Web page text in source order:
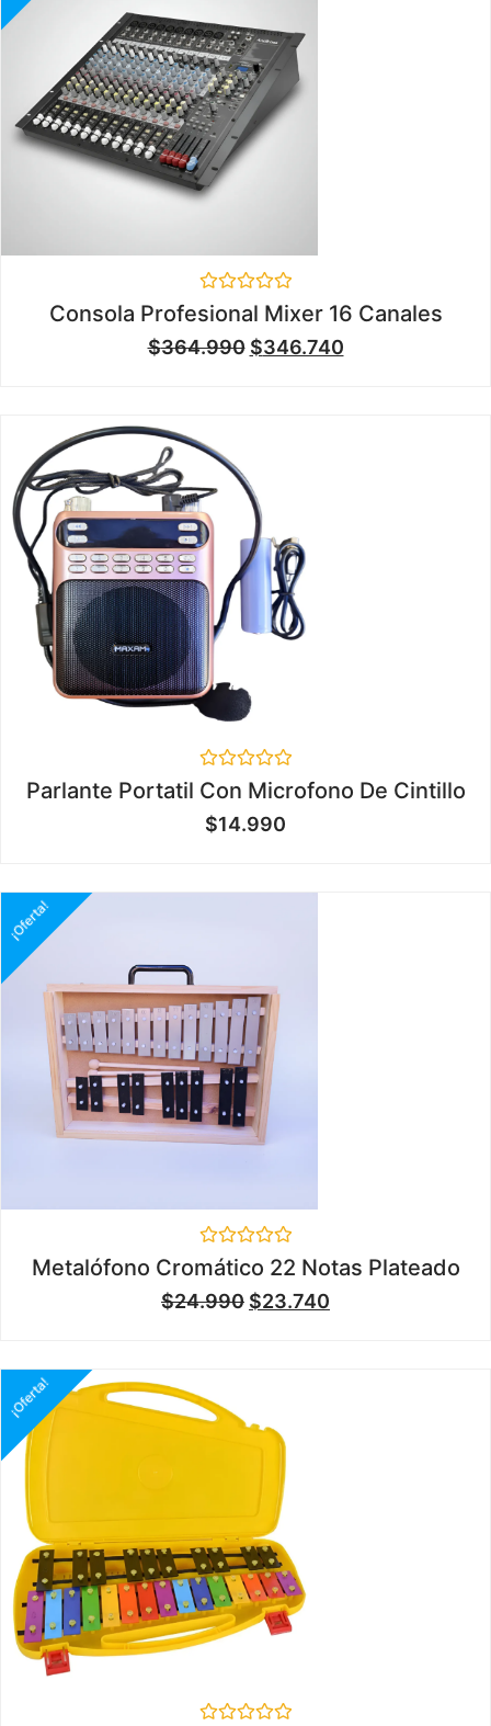
Valorado
en
0
de
Consola Profesional Mixer 16 Canales
$364.990 $346.740
Valorado
en
0
de
Parlante Portatil Con Microfono De Cintillo
$14.990
¡Oferta!
Valorado
en
0
de
Metalófono Cromático 22 Notas Plateado
$24.990 $23.740
¡Oferta!